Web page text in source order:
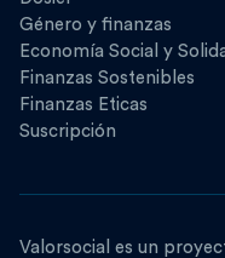
Género y finanzas
Economía Social y
Finanzas Sostenibles
Finanzas Eticas
Suscripción
Valorsocial es un